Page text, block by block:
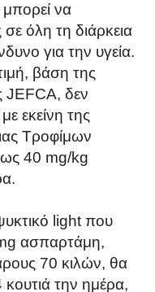
να
όλη τη διάρκεια
για την υγεία.
βάση της
JEFCA, δεν
εκείνη της
Τροφίμων
ως 40 mg/kg
light που
ασπαρτάμη,
70 κιλών, θα
την ημέρα,